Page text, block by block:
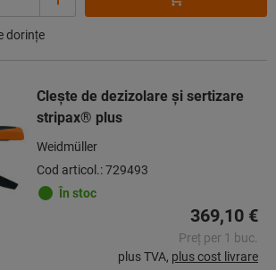
dorințe
Cleşte de dezizolare şi sertizare
stripax® plus
Weidmüller
Cod articol.: 729493
În stoc
369,10 €
Preț per 1 buc.
plus TVA, plus cost livrare